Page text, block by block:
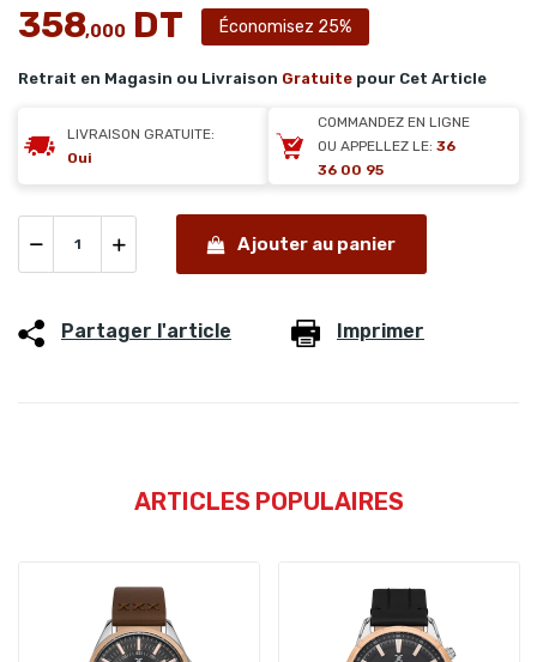
358,000 DT Économisez 25%
Retrait en Magasin ou Livraison Gratuite pour Cet Article
LIVRAISON GRATUITE:
Oui
COMMANDEZ EN LIGNE
OU APPELLEZ LE: 36
36 00 95
Ajouter au panier
Partager l'article Imprimer
ARTICLES POPULAIRES